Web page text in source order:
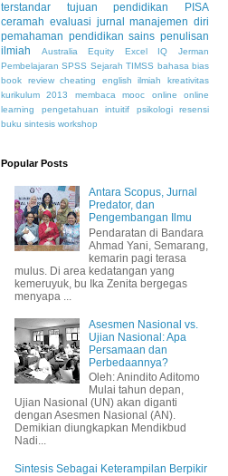
terstandar
tujuan pendidikan
PISA
ceramah evaluasi jurnal manajemen diri
pemahaman pendidikan sains penulisan
ilmiah
Australia Equity Excel IQ
Jerman
Pembelajaran SPSS Sejarah TIMSS bahasa bias
book review
cheating english ilmiah
kreativitas
kurikulum 2013
membaca mooc online
online
learning
pengetahuan intuitif psikologi
resensi
buku sintesis workshop
Popular Posts
Antara Scopus, Jurnal
Predator, dan
Pengembangan Ilmu
Pendaratan di Bandara
Ahmad Yani, Semarang,
kemarin pagi terasa
mulus. Di area kedatangan yang
kemeruyuk, bu Ika Zenita bergegas
menyapa ...
Asesmen Nasional vs.
Ujian Nasional: Apa
Persamaan dan
Perbedaannya?
Oleh: Anindito Aditomo
Mulai tahun depan,
Ujian Nasional (UN) akan diganti
dengan Asesmen Nasional (AN).
Demikian diungkapkan Mendikbud
Nadi...
Sintesis Sebagai Keterampilan Berpikir